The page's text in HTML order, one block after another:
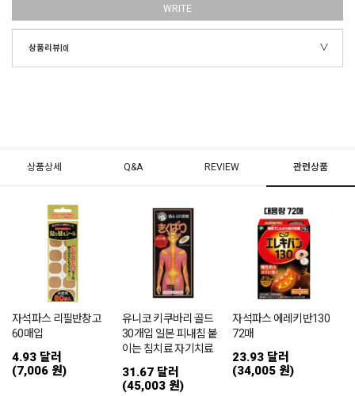
WRITE
상품리뷰[0]
상품상세 Q&A REVIEW 관련상품
자석파스 리필반창고
60매입
4.93 달러
(7,006 원)
유니코 키쿠바리 골드
30개입 일본 피내침 붙
이는 침치료 자기치료
31.67 달러
(45,003 원)
자석파스 에레키반130
72매
23.93 달러
(34,005 원)